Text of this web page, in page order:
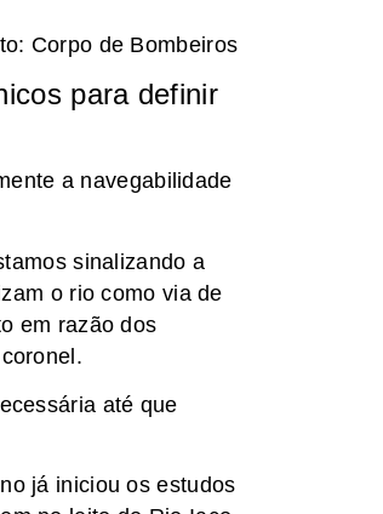
Corpo de Bombeiros
para definir
a navegabilidade
sinalizando a
o rio como via de
em razão dos
até que
já iniciou os estudos